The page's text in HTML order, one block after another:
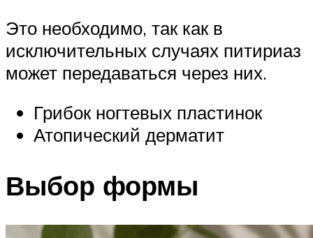
Это необходимо, так как в
исключительных случаях питириаз
может передаваться через них.
Грибок ногтевых пластинок
Атопический дерматит
Выбор формы